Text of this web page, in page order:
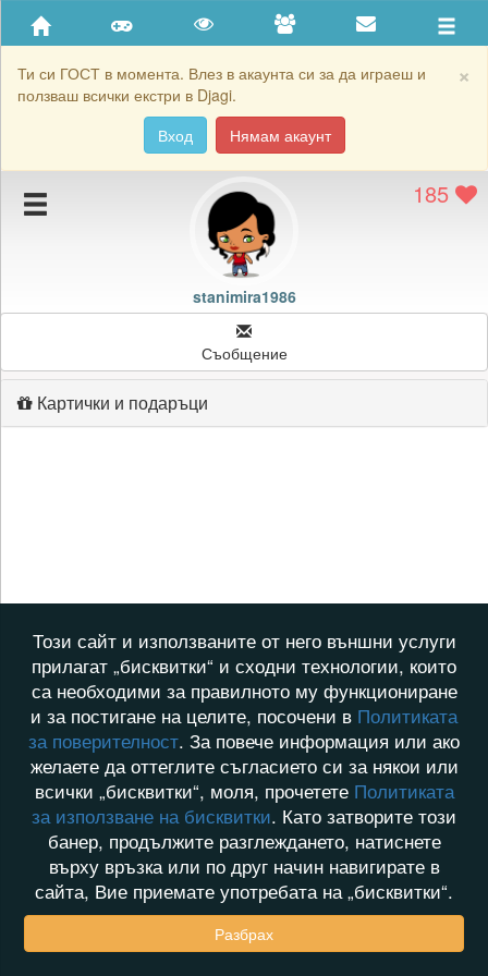
×
Ти си ГОСТ в момента. Влез в акаунта си за да играеш и
ползваш всички екстри в Djagi.
Вход
Нямам акаунт
Приятели
Хронология на игри
Подаръците на stanimira1986
Картичките на stanimira1986
Блокирай stanimira1986
185
stanimira1986
Съобщение
Картички и подаръци
Този сайт и използваните от него външни услуги
прилагат „бисквитки“ и сходни технологии, които
са необходими за правилното му функциониране
и за постигане на целите, посочени в Политиката
за поверителност. За повече информация или ако
желаете да оттеглите съгласието си за някои или
всички „бисквитки“, моля, прочетете Политиката
за използване на бисквитки. Като затворите този
банер, продължите разглеждането, натиснете
върху връзка или по друг начин навигирате в
сайта, Вие приемате употребата на „бисквитки“.
Разбрах